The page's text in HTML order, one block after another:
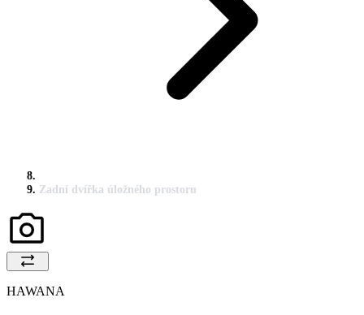
Zadní dvířka úložného prostoru
HAWANA